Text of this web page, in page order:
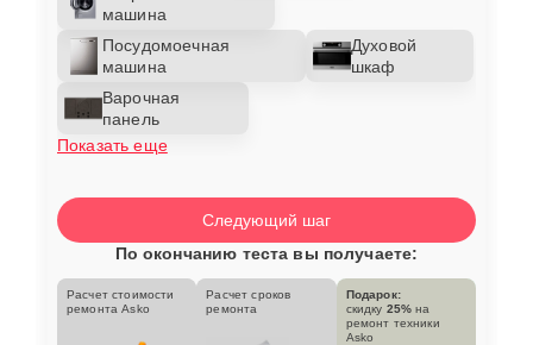
машина
Посудомоечная
машина
Духовой
шкаф
Варочная
панель
Показать еще
Следующий шаг
По окончанию теста вы получаете:
Расчет стоимости
ремонта Asko
Расчет сроков
ремонта
Подарок:
скидку 25% на
ремонт техники
Asko